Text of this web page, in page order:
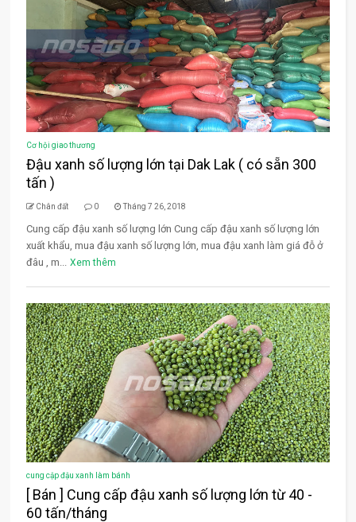
Cơ hội giao thương
Đậu xanh số lượng lớn tại Dak Lak ( có sẵn 300
tấn )
Chân đất 0 Tháng 7 26, 2018
Cung cấp đậu xanh số lượng lớn Cung cấp đậu xanh số lượng lớn
xuất khẩu, mua đậu xanh số lượng lớn, mua đậu xanh làm giá đỗ ở
đâu , m... Xem thêm
cung cập đậu xanh làm bánh
[ Bán ] Cung cấp đậu xanh số lượng lớn từ 40 -
60 tấn/tháng